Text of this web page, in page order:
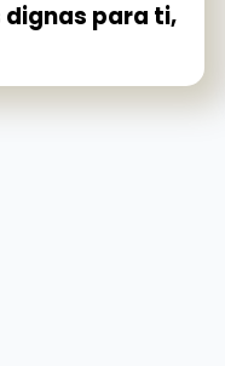
para ti,